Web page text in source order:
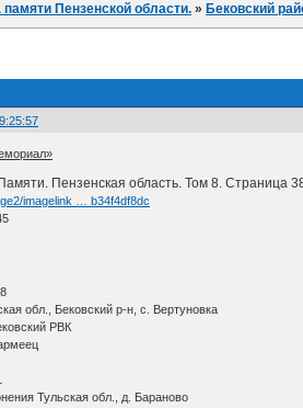
Пензенской области. » Бековский
Пензенская область. Том 8. Страница
imagelink … b34f4df8dc
обл., Бековский р-н, с. Вертуновка
РВК
Тульская обл., д. Бараново